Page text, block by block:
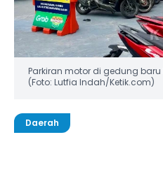
Parkiran motor di gedung
(Foto: Lutfia Indah/Ketik.com)
Daerah